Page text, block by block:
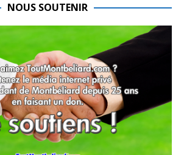
NOUS SOUTENIR